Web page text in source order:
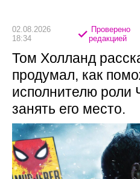
02.08.2026
18:34
Проверено
редакцией
Том Холланд
продумал, как
исполнителю роли
занять его место.